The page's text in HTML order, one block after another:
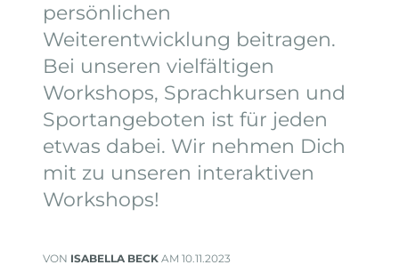
persönlichen
Weiterentwicklung beitragen.
Bei unseren vielfältigen
Workshops, Sprachkursen und
Sportangeboten ist für jeden
etwas dabei. Wir nehmen Dich
mit zu unseren interaktiven
Workshops!
VON ISABELLA BECK AM 10.11.2023